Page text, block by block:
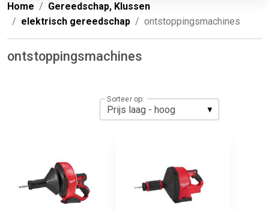
Home
Gereedschap, Klussen
elektrisch gereedschap
ontstoppingsmachines
ontstoppingsmachines
Sorteer op: